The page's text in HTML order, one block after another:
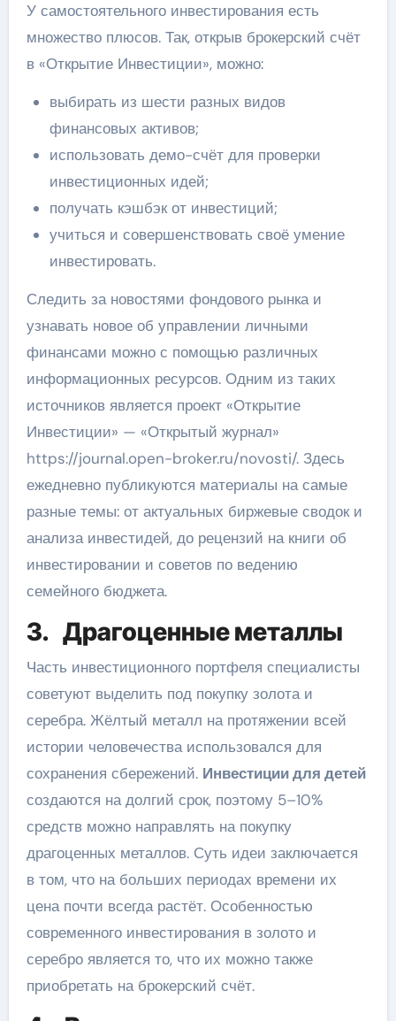
У самостоятельного инвестирования есть
множество плюсов. Так, открыв брокерский счёт
в «Открытие Инвестиции», можно:
выбирать из шести разных видов
финансовых активов;
использовать демо-счёт для проверки
инвестиционных идей;
получать кэшбэк от инвестиций;
учиться и совершенствовать своё умение
инвестировать.
Следить за новостями фондового рынка и
узнавать новое об управлении личными
финансами можно с помощью различных
информационных ресурсов. Одним из таких
источников является проект «Открытие
Инвестиции» — «Открытый журнал»
https://journal.open-broker.ru/novosti/. Здесь
ежедневно публикуются материалы на самые
разные темы: от актуальных биржевые сводок и
анализа инвестидей, до рецензий на книги об
инвестировании и советов по ведению
семейного бюджета.
3. Драгоценные металлы
Часть инвестиционного портфеля специалисты
советуют выделить под покупку золота и
серебра. Жёлтый металл на протяжении всей
истории человечества использовался для
сохранения сбережений. Инвестиции для детей
создаются на долгий срок, поэтому 5–10%
средств можно направлять на покупку
драгоценных металлов. Суть идеи заключается
в том, что на больших периодах времени их
цена почти всегда растёт. Особенностью
современного инвестирования в золото и
серебро является то, что их можно также
приобретать на брокерский счёт.